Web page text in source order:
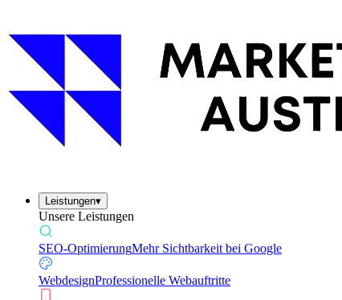
Leistungen▾
Unsere Leistungen
SEO-OptimierungMehr Sichtbarkeit bei Google
WebdesignProfessionelle Webauftritte